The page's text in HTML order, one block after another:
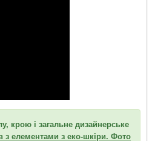
крою і загальне дизайнерське
з елементами з еко-шкіри. Фото